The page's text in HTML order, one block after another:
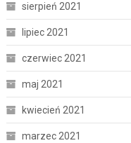
sierpień 2021
lipiec 2021
czerwiec 2021
maj 2021
kwiecień 2021
marzec 2021